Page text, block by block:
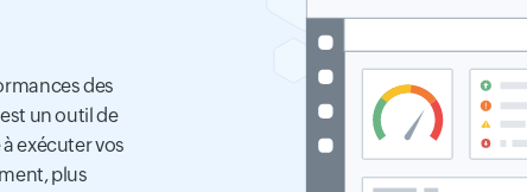
des
un outil de
exécuter vos
plus